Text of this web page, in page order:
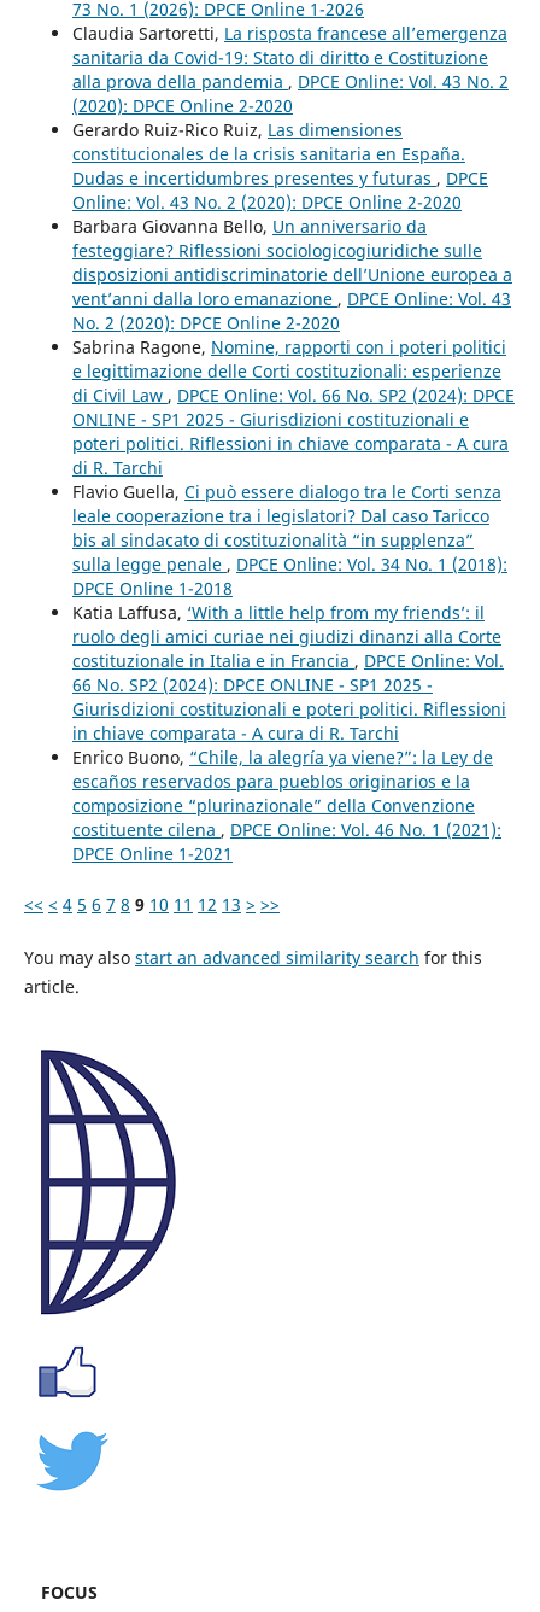
73 No. 1 (2026): DPCE Online 1-2026
Claudia Sartoretti, La risposta francese all’emergenza
sanitaria da Covid-19: Stato di diritto e Costituzione
alla prova della pandemia , DPCE Online: Vol. 43 No. 2
(2020): DPCE Online 2-2020
Gerardo Ruiz-Rico Ruiz, Las dimensiones
constitucionales de la crisis sanitaria en España.
Dudas e incertidumbres presentes y futuras , DPCE
Online: Vol. 43 No. 2 (2020): DPCE Online 2-2020
Barbara Giovanna Bello, Un anniversario da
festeggiare? Riflessioni sociologicogiuridiche sulle
disposizioni antidiscriminatorie dell’Unione europea a
vent’anni dalla loro emanazione , DPCE Online: Vol. 43
No. 2 (2020): DPCE Online 2-2020
Sabrina Ragone, Nomine, rapporti con i poteri politici
e legittimazione delle Corti costituzionali: esperienze
di Civil Law , DPCE Online: Vol. 66 No. SP2 (2024): DPCE
ONLINE - SP1 2025 - Giurisdizioni costituzionali e
poteri politici. Riflessioni in chiave comparata - A cura
di R. Tarchi
Flavio Guella, Ci può essere dialogo tra le Corti senza
leale cooperazione tra i legislatori? Dal caso Taricco
bis al sindacato di costituzionalità “in supplenza”
sulla legge penale , DPCE Online: Vol. 34 No. 1 (2018):
DPCE Online 1-2018
Katia Laffusa, ‘With a little help from my friends’: il
ruolo degli amici curiae nei giudizi dinanzi alla Corte
costituzionale in Italia e in Francia , DPCE Online: Vol.
66 No. SP2 (2024): DPCE ONLINE - SP1 2025 -
Giurisdizioni costituzionali e poteri politici. Riflessioni
in chiave comparata - A cura di R. Tarchi
Enrico Buono, “Chile, la alegría ya viene?”: la Ley de
escaños reservados para pueblos originarios e la
composizione “plurinazionale” della Convenzione
costituente cilena , DPCE Online: Vol. 46 No. 1 (2021):
DPCE Online 1-2021
<< < 4 5 6 7 8 9 10 11 12 13 > >>
You may also start an advanced similarity search for this
article.
FOCUS